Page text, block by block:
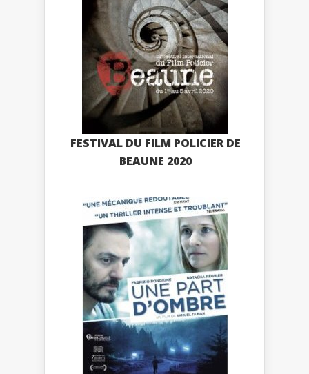
FESTIVAL DU FILM POLICIER DE
BEAUNE 2020